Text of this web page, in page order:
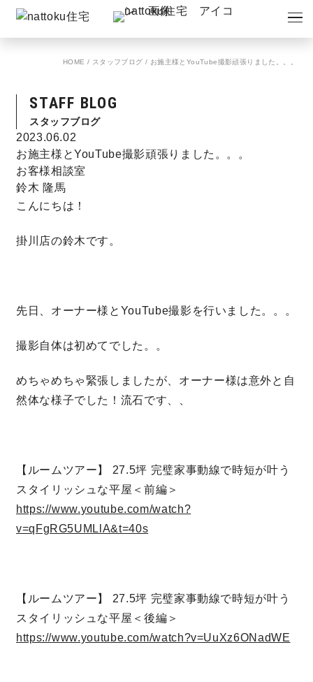
イベント
キャンペーン
ショールーム
モデルハウス
スタッフブログ
タップで電話をかける
OWNER’S SITE オーナーズサイト
nattoku住宅 10のこだわり
HOME / スタッフブログ / お施主様とYouTube撮影頑張りました。。。
STAFF BLOG
スタッフブログ
2023.06.02
お施主様とYouTube撮影頑張りました。。。
お客様相談室
鈴木 隆馬
こんにちは！
掛川店の鈴木です。
先日、オーナー様とYouTube撮影を行いました。。。
撮影自体は初めてでした。。
めちゃめちゃ緊張しましたが、オーナー様は意外と自
然体な様子でした！流石です、、
【ルームツアー】 27.5坪 完璧家事動線で時短が叶う
スタイリッシュな平屋＜前編＞
https://www.youtube.com/watch?
v=qFgRG5UMLlA&t=40s
【ルームツアー】 27.5坪 完璧家事動線で時短が叶う
スタイリッシュな平屋＜後編＞
https://www.youtube.com/watch?v=UuXz6ONadWE